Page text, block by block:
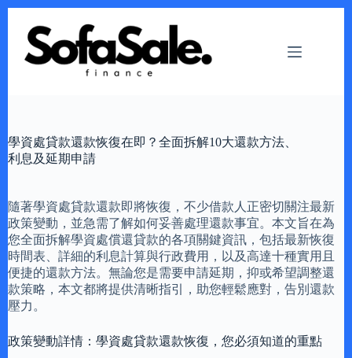
content
學資處貸款還款恢復在即？全面拆解10大還款方法、
利息及延期申請
隨著學資處貸款還款即將恢復，不少借款人正密切關注最新
政策變動，並急需了解如何妥善處理還款事宜。本文旨在為
您全面拆解學資處償還貸款的各項關鍵資訊，包括最新恢復
時間表、詳細的利息計算與行政費用，以及高達十種實用且
便捷的還款方法。無論您是需要申請延期，抑或希望調整還
款策略，本文都將提供清晰指引，助您輕鬆應對，告別還款
壓力。
政策變動詳情：學資處貸款還款恢復，您必須知道的重點